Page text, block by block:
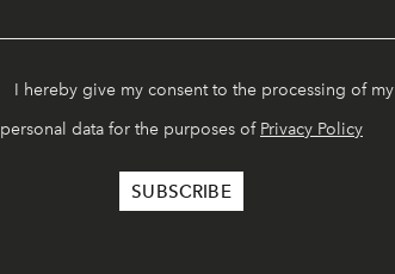
I hereby give my consent to the processing of my
personal data for the purposes of Privacy Policy